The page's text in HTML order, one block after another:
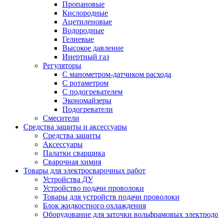
Пропановые
Кислородные
Ацетиленовые
Водородные
Гелиевые
Высокое давление
Инертный газ
Регуляторы
С манометром-датчиком расхода
С ротаметром
С подогревателем
Экономайзеры
Подогреватели
Смесители
Средства защиты и аксессуары
Средства защиты
Аксессуары
Палатки сварщика
Сварочная химия
Товары для электросварочных работ
Устройства ДУ
Устройство подачи проволоки
Товары для устройств подачи проволоки
Блок жидкостного охлаждения
Оборудование для заточки вольфрамовых